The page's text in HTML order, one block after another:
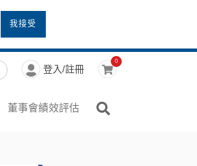
我接受
登入/註冊
0
董事會績效評估